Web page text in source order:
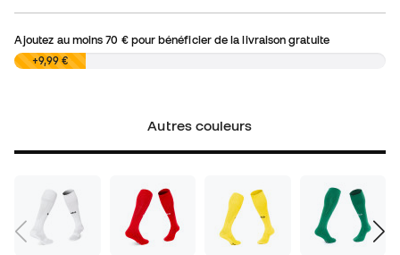
Ajoutez au moins70 €pour bénéficier de la livraison gratuite
0,00 €+9,99 €
Autres couleurs